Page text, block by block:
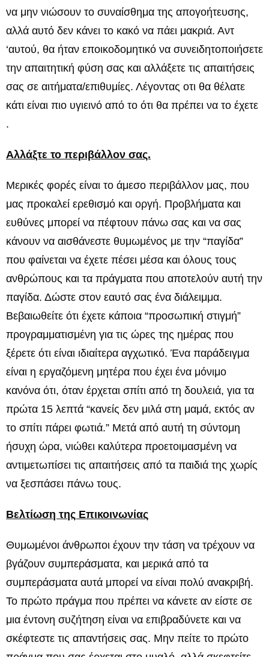
να μην νιώσουν το συναίσθημα της απογοήτευσης,
αλλά αυτό δεν κάνει το κακό να πάει μακριά. Αντ
‘αυτού, θα ήταν εποικοδομητικό να συνειδητοποιήσετε
την απαιτητική φύση σας και αλλάξετε τις απαιτήσεις
σας σε αιτήματα/επιθυμίες. Λέγοντας οτι θα θέλατε
κάτι είναι πιο υγιεινό από το ότι θα πρέπει να το έχετε
.
Αλλάξτε το περιβάλλον σας.
Μερικές φορές είναι το άμεσο περιβάλλον μας, που
μας προκαλεί ερεθισμό και οργή. Προβλήματα και
ευθύνες μπορεί να πέφτουν πάνω σας και να σας
κάνουν να αισθάνεστε θυμωμένος με την “παγίδα”
που φαίνεται να έχετε πέσει μέσα και όλους τους
ανθρώπους και τα πράγματα που αποτελούν αυτή την
παγίδα. Δώστε στον εαυτό σας ένα διάλειμμα.
Βεβαιωθείτε ότι έχετε κάποια “προσωπική στιγμή”
προγραμματισμένη για τις ώρες της ημέρας που
ξέρετε ότι είναι ιδιαίτερα αγχωτικό. Ένα παράδειγμα
είναι η εργαζόμενη μητέρα που έχει ένα μόνιμο
κανόνα ότι, όταν έρχεται σπίτι από τη δουλειά, για τα
πρώτα 15 λεπτά “κανείς δεν μιλά στη μαμά, εκτός αν
το σπίτι πάρει φωτιά.” Μετά από αυτή τη σύντομη
ήσυχη ώρα, νιώθει καλύτερα προετοιμασμένη να
αντιμετωπίσει τις απαιτήσεις από τα παιδιά της χωρίς
να ξεσπάσει πάνω τους.
Βελτίωση της Επικοινωνίας
Θυμωμένοι άνθρωποι έχουν την τάση να τρέχουν να
βγάζουν συμπεράσματα, και μερικά από τα
συμπεράσματα αυτά μπορεί να είναι πολύ ανακριβή.
Το πρώτο πράγμα που πρέπει να κάνετε αν είστε σε
μια έντονη συζήτηση είναι να επιβραδύνετε και να
σκέφτεστε τις απαντήσεις σας. Μην πείτε το πρώτο